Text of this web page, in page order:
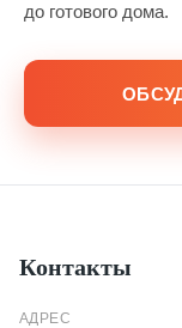
до готового дома.
Контакты
АДРЕС